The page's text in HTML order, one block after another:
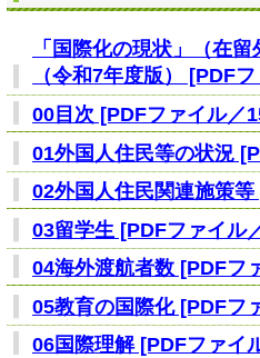
「国際化の現状」（在
（令和7年度版） [PDF
00目次 [PDFファイル／
01外国人住民等の状況
02外国人住民関連施策
03留学生 [PDFファイル
04海外渡航者数 [PDFフ
05教育の国際化 [PDFフ
06国際理解 [PDFファイ